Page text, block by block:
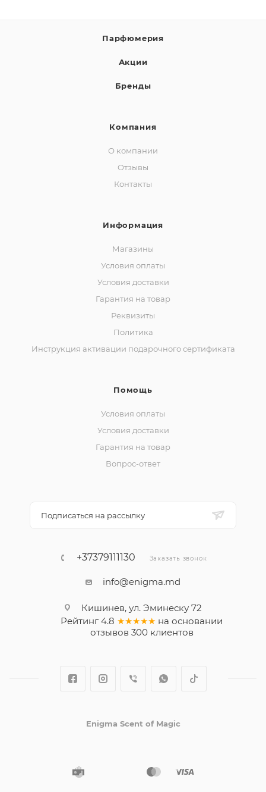
Парфюмерия
Акции
Бренды
Компания
О компании
Отзывы
Контакты
Информация
Магазины
Условия оплаты
Условия доставки
Гарантия на товар
Реквизиты
Политика
Инструкция активации подарочного сертификата
Помощь
Условия оплаты
Условия доставки
Гарантия на товар
Вопрос-ответ
Подписаться на рассылку
+37379111130 Заказать звонок
info@enigma.md
Кишинев, ул. Эминеску 72
Рейтинг 4.8 ★★★★★ на основании
отзывов 300клиентов
Enigma Scent of Magic